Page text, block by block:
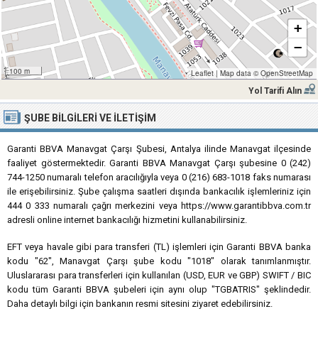
100 m
+
−
Leaflet | Map data © OpenStreetMap
Yol Tarifi Alın
ŞUBE BILGILERI VE İLETIŞIM
Garanti BBVA Manavgat Çarşı Şubesi, Antalya ilinde Manavgat ilçesinde
faaliyet göstermektedir. Garanti BBVA Manavgat Çarşı şubesine 0 (242)
744-1250 numaralı telefon aracılığıyla veya 0 (216) 683-1018 faks numarası
ile erişebilirsiniz. Şube çalışma saatleri dışında bankacılık işlemleriniz için
444 0 333 numaralı çağrı merkezini veya https://www.garantibbva.com.tr
adresli online internet bankacılığı hizmetini kullanabilirsiniz.
EFT veya havale gibi para transferi (TL) işlemleri için Garanti BBVA banka
kodu "62", Manavgat Çarşı şube kodu "1018" olarak tanımlanmıştır.
Uluslararası para transferleri için kullanılan (USD, EUR ve GBP) SWIFT / BIC
kodu tüm Garanti BBVA şubeleri için aynı olup "TGBATRIS" şeklindedir.
Daha detaylı bilgi için bankanın resmi sitesini ziyaret edebilirsiniz.